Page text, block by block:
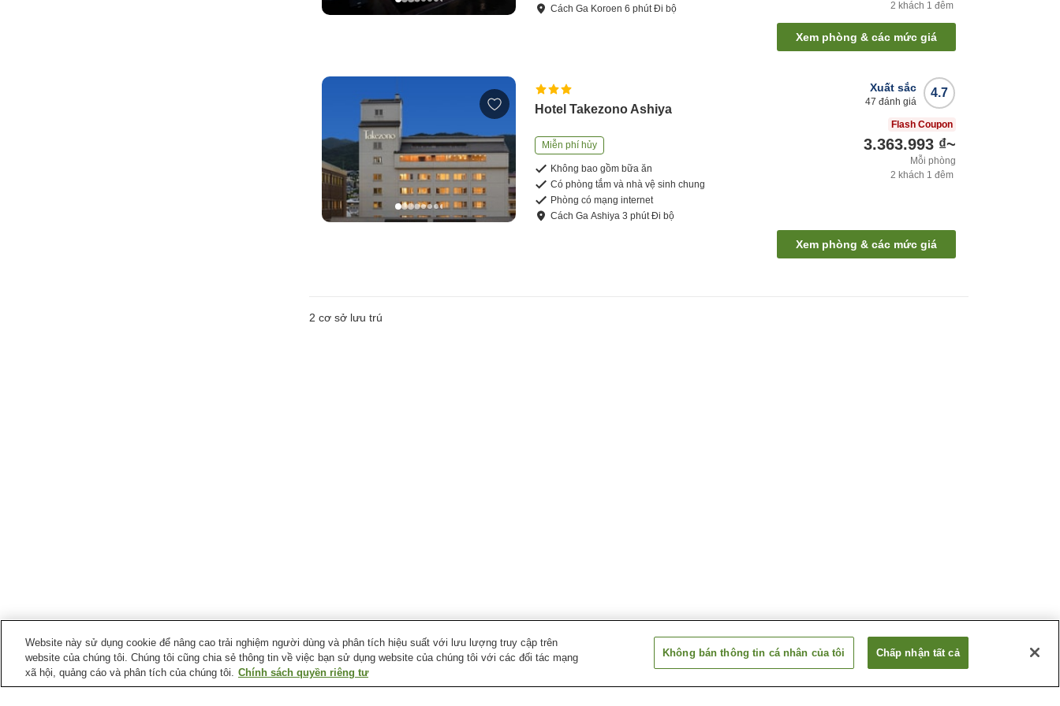
CáchGa Koroen 6 phútĐi bộ
2 khách 1 đêm
Xem phòng & các mức giá
Hotel Takezono Ashiya
Miễn phí hủy
Không bao gồm bữa ăn
Có phòng tắm và nhà vệ sinh chung
Phòng có mạng internet
CáchGa Ashiya 3 phútĐi bộ
4.7
Xuất sắc
47 đánh giá
Flash Coupon
3.363.993 ₫~
Mỗi phòng
2 khách 1 đêm
Xem phòng & các mức giá
2 cơ sở lưu trú
Ga xe lửa tại Thành phố Ashiya
Website này sử dụng cookie để nâng cao trải nghiệm người dùng và phân tích hiệu suất với lưu lượng truy cập trên
website của chúng tôi. Chúng tôi cũng chia sẻ thông tin về việc bạn sử dụng website của chúng tôi với các đối tác mạng
xã hội, quảng cáo và phân tích của chúng tôi. Chính sách quyền riêng tư
Không bán thông tin cá nhân của tôi Chấp nhận tất cả